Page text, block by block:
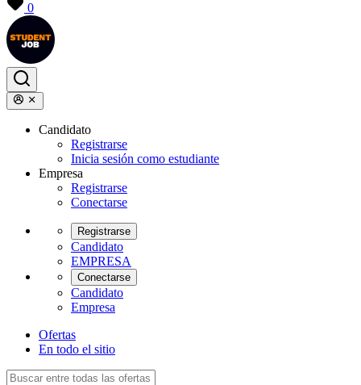
0
Candidato
Registrarse
Inicia sesión como estudiante
Empresa
Registrarse
Conectarse
Registrarse
Candidato
EMPRESA
Conectarse
Candidato
Empresa
Ofertas
En todo el sitio